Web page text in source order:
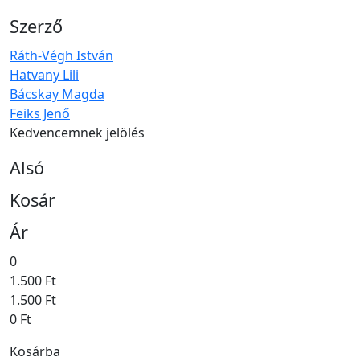
Szerző
Ráth-Végh István
Hatvany Lili
Bácskay Magda
Feiks Jenő
Kedvencemnek jelölés
Alsó
Kosár
Ár
0
1.500 Ft
1.500 Ft
0 Ft
Kosárba